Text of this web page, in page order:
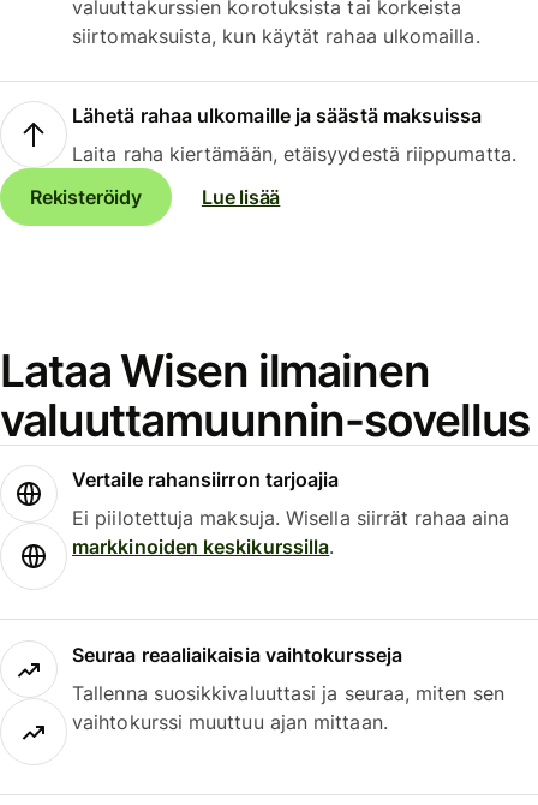
valuuttakurssien korotuksista tai korkeista
siirtomaksuista, kun käytät rahaa ulkomailla.
Lähetä rahaa ulkomaille ja säästä maksuissa
Laita raha kiertämään, etäisyydestä riippumatta.
Rekisteröidy
Lue lisää
Lataa Wisen ilmainen
valuuttamuunnin-sovellus
Vertaile rahansiirron tarjoajia
Ei piilotettuja maksuja. Wisella siirrät rahaa aina
markkinoiden keskikurssilla.
Seuraa reaaliaikaisia vaihtokursseja
Tallenna suosikkivaluuttasi ja seuraa, miten sen
vaihtokurssi muuttuu ajan mittaan.